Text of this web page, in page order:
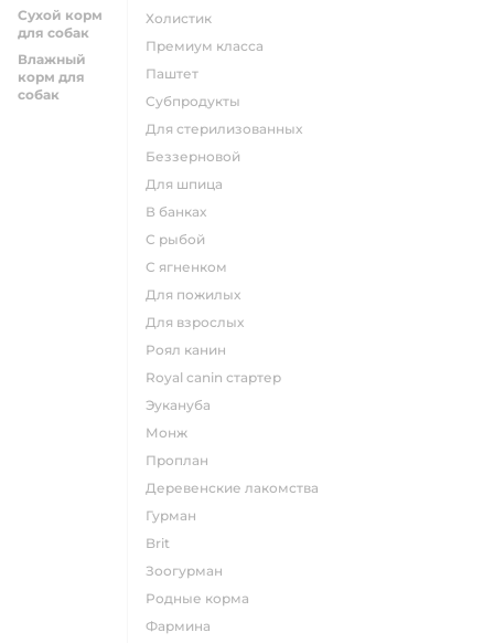
Сухой корм
для собак
Влажный
корм для
собак
холистик
премиум класса
паштет
субпродукты
для стерилизованных
беззерновой
для шпица
в банках
с рыбой
с ягненком
для пожилых
для взрослых
роял канин
Royal canin стартер
эукануба
монж
проплан
деревенские лакомства
гурман
brit
зоогурман
родные корма
фармина